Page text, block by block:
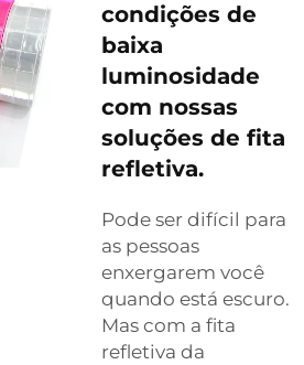
condições de
baixa
luminosidade
com nossas
soluções de fita
refletiva.
Pode ser difícil para
as pessoas
enxergarem você
quando está escuro.
Mas com a fita
refletiva da